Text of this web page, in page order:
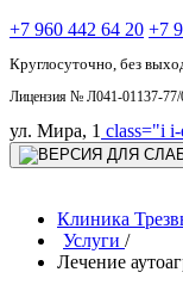
+7 960 442 64 20 +7
Круглосуточно, без
Лицензия № Л041-01137-77/
ул. Мира, 1 class="i
Клиника
Услуги /
Лечение